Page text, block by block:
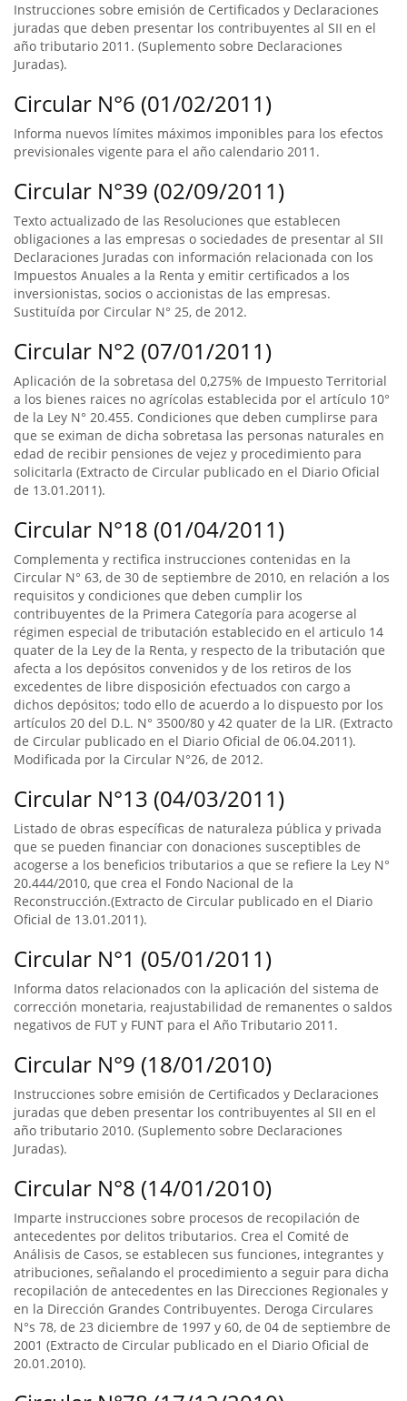
Instrucciones sobre emisión de Certificados y Declaraciones
juradas que deben presentar los contribuyentes al SII en el
año tributario 2011. (Suplemento sobre Declaraciones
Juradas).
Circular N°6 (01/02/2011)
Informa nuevos límites máximos imponibles para los efectos
previsionales vigente para el año calendario 2011.
Circular N°39 (02/09/2011)
Texto actualizado de las Resoluciones que establecen
obligaciones a las empresas o sociedades de presentar al SII
Declaraciones Juradas con información relacionada con los
Impuestos Anuales a la Renta y emitir certificados a los
inversionistas, socios o accionistas de las empresas.
Sustituída por Circular N° 25, de 2012.
Circular N°2 (07/01/2011)
Aplicación de la sobretasa del 0,275% de Impuesto Territorial
a los bienes raices no agrícolas establecida por el artículo 10°
de la Ley N° 20.455. Condiciones que deben cumplirse para
que se eximan de dicha sobretasa las personas naturales en
edad de recibir pensiones de vejez y procedimiento para
solicitarla (Extracto de Circular publicado en el Diario Oficial
de 13.01.2011).
Circular N°18 (01/04/2011)
Complementa y rectifica instrucciones contenidas en la
Circular N° 63, de 30 de septiembre de 2010, en relación a los
requisitos y condiciones que deben cumplir los
contribuyentes de la Primera Categoría para acogerse al
régimen especial de tributación establecido en el articulo 14
quater de la Ley de la Renta, y respecto de la tributación que
afecta a los depósitos convenidos y de los retiros de los
excedentes de libre disposición efectuados con cargo a
dichos depósitos; todo ello de acuerdo a lo dispuesto por los
artículos 20 del D.L. N° 3500/80 y 42 quater de la LIR. (Extracto
de Circular publicado en el Diario Oficial de 06.04.2011).
Modificada por la Circular N°26, de 2012.
Circular N°13 (04/03/2011)
Listado de obras específicas de naturaleza pública y privada
que se pueden financiar con donaciones susceptibles de
acogerse a los beneficios tributarios a que se refiere la Ley N°
20.444/2010, que crea el Fondo Nacional de la
Reconstrucción.(Extracto de Circular publicado en el Diario
Oficial de 13.01.2011).
Circular N°1 (05/01/2011)
Informa datos relacionados con la aplicación del sistema de
corrección monetaria, reajustabilidad de remanentes o saldos
negativos de FUT y FUNT para el Año Tributario 2011.
Circular N°9 (18/01/2010)
Instrucciones sobre emisión de Certificados y Declaraciones
juradas que deben presentar los contribuyentes al SII en el
año tributario 2010. (Suplemento sobre Declaraciones
Juradas).
Circular N°8 (14/01/2010)
Imparte instrucciones sobre procesos de recopilación de
antecedentes por delitos tributarios. Crea el Comité de
Análisis de Casos, se establecen sus funciones, integrantes y
atribuciones, señalando el procedimiento a seguir para dicha
recopilación de antecedentes en las Direcciones Regionales y
en la Dirección Grandes Contribuyentes. Deroga Circulares
N°s 78, de 23 diciembre de 1997 y 60, de 04 de septiembre de
2001 (Extracto de Circular publicado en el Diario Oficial de
20.01.2010).